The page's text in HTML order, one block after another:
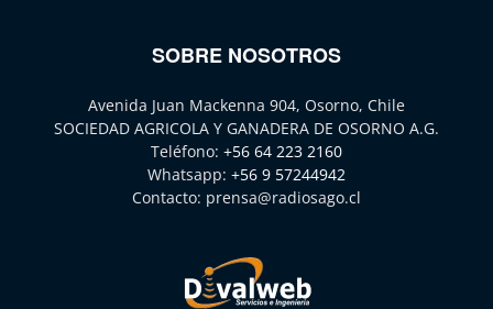
SOBRE NOSOTROS
Avenida Juan Mackenna 904, Osorno, Chile
SOCIEDAD AGRICOLA Y GANADERA DE OSORNO A.G.
Teléfono: +56 64 223 2160
Whatsapp: +56 9 57244942
Contacto: prensa@radiosago.cl